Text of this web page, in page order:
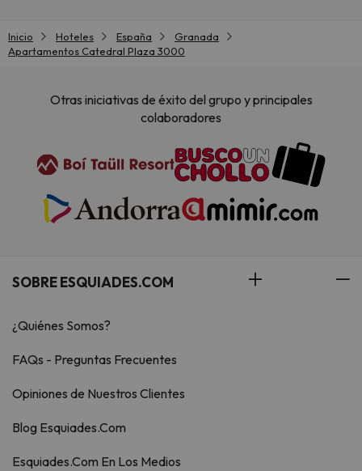
Inicio Hoteles España
Granada
Apartamentos Catedral Plaza 3000
Otras iniciativas de éxito del grupo y principales
colaboradores
SOBRE ESQUIADES.COM
¿Quiénes Somos?
FAQs - Preguntas Frecuentes
Opiniones de Nuestros Clientes
Blog Esquiades.Com
Esquiades.Com En Los Medios